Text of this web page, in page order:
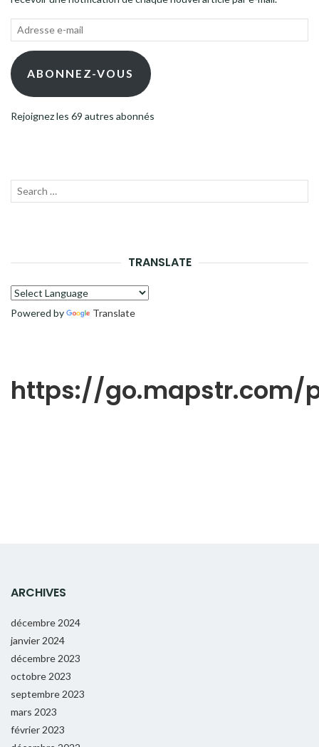
Adresse
mail ABONNEZ-VOUS
Rejoignez les 69 autres abonnés
Recherche
TRANSLATE
Powered by Translate
https://go.mapstr.com/
ARCHIVES
décembre 2024
janvier 2024
décembre 2023
octobre 2023
septembre 2023
mars 2023
février 2023